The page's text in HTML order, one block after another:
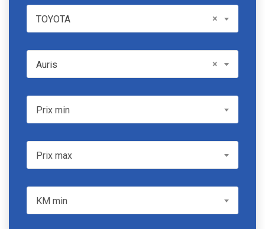
TOYOTA ×
TOYOTA
Model ×
Auris
Prix minPrix min
Prix maxPrix max
KM min